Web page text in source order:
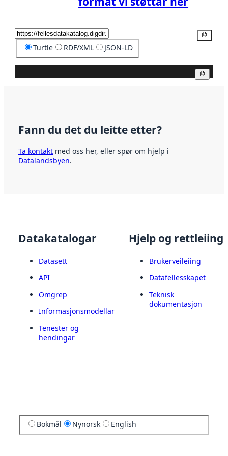
Turtle RDF/XML JSON-LD
Fann du det du leitte etter?
Ta kontakt med oss her, eller spør om hjelp i
Datalandsbyen.
Datakatalogar
Datasett
API
Omgrep
Informasjonsmodellar
Tenester og
hendingar
Hjelp og rettleiing
Brukerveileiing
Datafellesskapet
Teknisk
dokumentasjon
Bokmål Nynorsk English